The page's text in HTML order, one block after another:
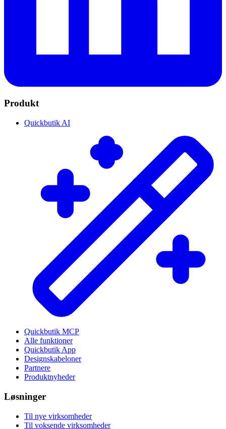
Produkt
Quickbutik AI
Quickbutik MCP
Alle funktioner
Quickbutik App
Designskabeloner
Partnere
Produktnyheder
Løsninger
Til nye virksomheder
Til voksende virksomheder